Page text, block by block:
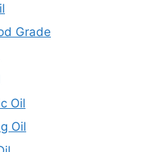
Grade
Oil
Oil